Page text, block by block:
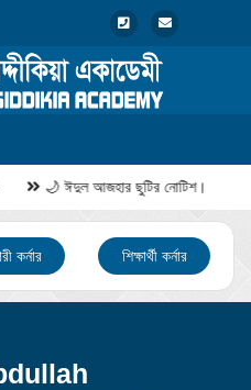
🌙 ঈদুল আজহার ছুটির নোটিশ।
কর্নার শিক্ষার্থী কর্নার